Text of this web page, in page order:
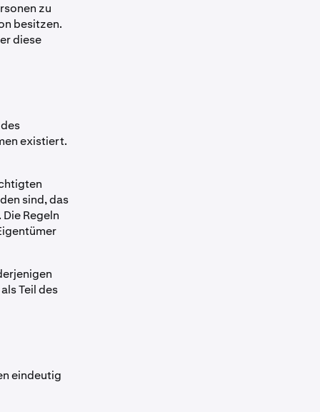
zu
besitzen.
diese
existiert.
sind, das
Regeln
Teil des
eindeutig